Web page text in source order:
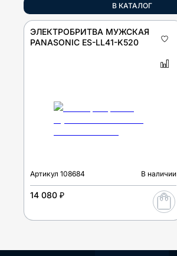
В КАТАЛОГ
ЭЛЕКТРОБРИТВА МУЖСКАЯ
PANASONIC ES-LL41-K520
Артикул 108684 В наличии
14 080 ₽